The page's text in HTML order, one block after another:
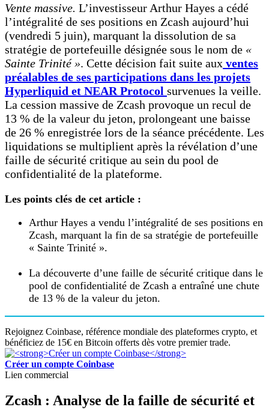
Vente massive. L’investisseur Arthur Hayes a cédé
l’intégralité de ses positions en Zcash aujourd’hui
(vendredi 5 juin), marquant la dissolution de sa
stratégie de portefeuille désignée sous le nom de «
Sainte Trinité ». Cette décision fait suite aux ventes
préalables de ses participations dans les projets
Hyperliquid et NEAR Protocol survenues la veille.
La cession massive de Zcash provoque un recul de
13 % de la valeur du jeton, prolongeant une baisse
de 26 % enregistrée lors de la séance précédente. Les
liquidations se multiplient après la révélation d’une
faille de sécurité critique au sein du pool de
confidentialité de la plateforme.
Les points clés de cet article :
Arthur Hayes a vendu l’intégralité de ses positions en
Zcash, marquant la fin de sa stratégie de portefeuille
« Sainte Trinité ».
La découverte d’une faille de sécurité critique dans le
pool de confidentialité de Zcash a entraîné une chute
de 13 % de la valeur du jeton.
Rejoignez Coinbase, référence mondiale des plateformes crypto, et
bénéficiez de 15€ en Bitcoin offerts dès votre premier trade.
Créer un compte Coinbase
Lien commercial
Zcash : Analyse de la faille de sécurité et